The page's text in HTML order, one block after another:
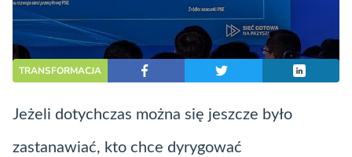
TRANSFORMACJA
Jeżeli dotychczas można się jeszcze było
zastanawiać, kto chce dyrygować